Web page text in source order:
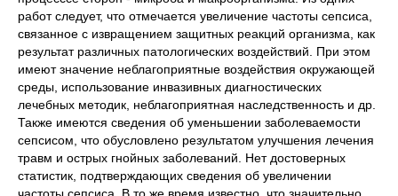
работ следует, что отмечается увеличение частоты сепсиса,
связанное с извращением защитных реакций организма, как
результат различных патологических воздействий. При этом
имеют значение неблагоприятные воздействия окружающей
среды, использование инвазивных диагностических
лечебных методик, неблагоприятная наследственность и др.
Также имеются сведения об уменьшении заболеваемости
сепсисом, что обусловлено результатом улучшения лечения
травм и острых гнойных заболеваний. Нет достоверных
статистик, подтверждающих сведения об увеличении